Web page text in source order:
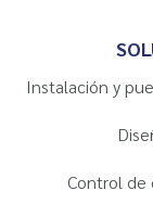
Instalación y
Control de